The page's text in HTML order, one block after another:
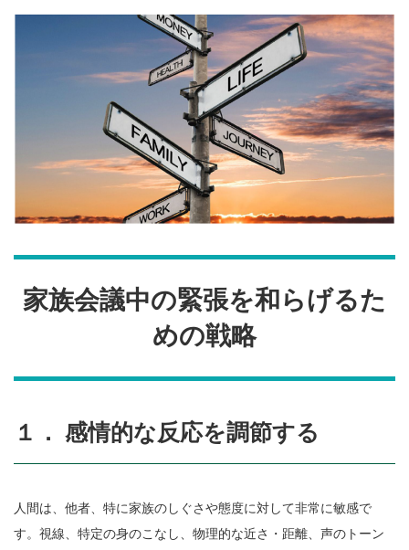
家族会議中の緊張を和らげるた
めの戦略
１． 感情的な反応を調節する
人間は、他者、特に家族のしぐさや態度に対して非常に敏感で
す。視線、特定の身のこなし、物理的な近さ・距離、声のトーン